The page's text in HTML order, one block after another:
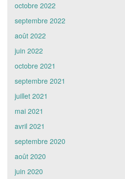
octobre 2022
septembre 2022
août 2022
juin 2022
octobre 2021
septembre 2021
juillet 2021
mai 2021
avril 2021
septembre 2020
août 2020
juin 2020